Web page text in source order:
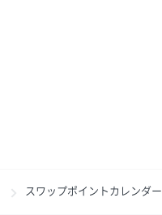
スワップポイントカレンダー